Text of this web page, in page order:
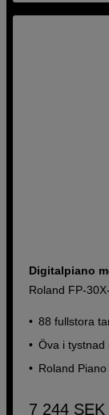
Digitalpiano
Roland FP-
88 fullstora
Öva i
Roland Piano
7 244 SEK